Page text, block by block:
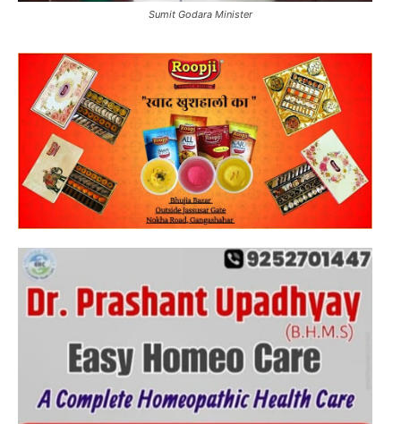
Sumit Godara Minister